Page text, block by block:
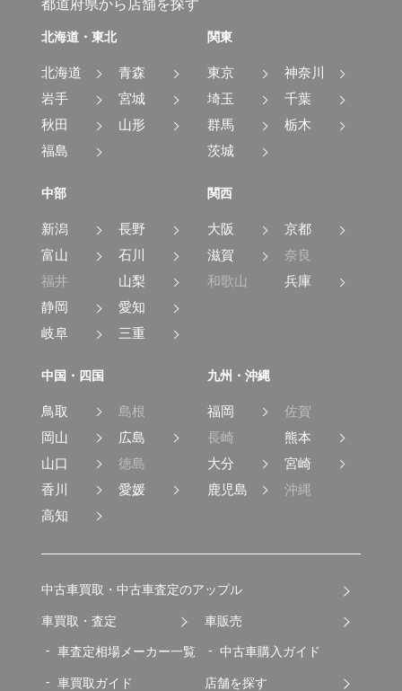
都道府県から店舗を探す
北海道・東北
北海道
青森
岩手
宮城
秋田
山形
福島
関東
東京
神奈川
埼玉
千葉
群馬
栃木
茨城
中部
新潟
長野
富山
石川
福井
山梨
静岡
愛知
岐阜
三重
関西
大阪
京都
滋賀
奈良
和歌山
兵庫
中国・四国
鳥取
島根
岡山
広島
山口
徳島
香川
愛媛
高知
九州・沖縄
福岡
佐賀
長崎
熊本
大分
宮崎
鹿児島
沖縄
中古車買取・中古車査定のアップル
車買取・査定
車査定相場メーカー一覧
車買取ガイド
車販売
中古車購入ガイド
店舗を探す